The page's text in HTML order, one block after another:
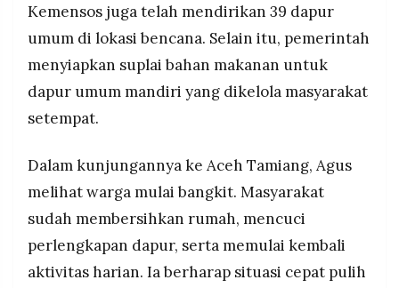
Kemensos juga telah mendirikan 39 dapur
umum di lokasi bencana. Selain itu, pemerintah
menyiapkan suplai bahan makanan untuk
dapur umum mandiri yang dikelola masyarakat
setempat.
Dalam kunjungannya ke Aceh Tamiang, Agus
melihat warga mulai bangkit. Masyarakat
sudah membersihkan rumah, mencuci
perlengkapan dapur, serta memulai kembali
aktivitas harian. Ia berharap situasi cepat pulih